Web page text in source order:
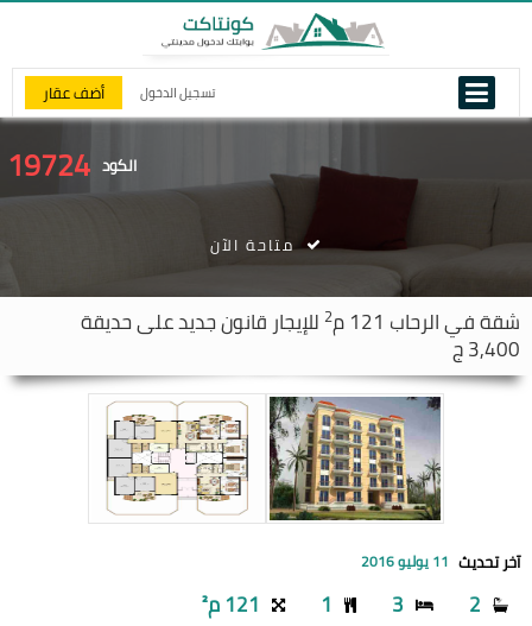
تسجيل الدخول أضف عقار
الكود 19724
شقة فيالرحاب 2 للإيجار قانون جديد على حديقة
3,400 ج
متاحة الآن
آخر تحديث 11 يوليو 2016
2
3
1 121 م²